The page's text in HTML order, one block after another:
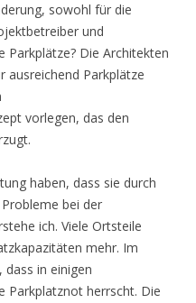
sowohl für die
und
Parkplätze? Die Architekten
ausreichend Parkplätze
vorlegen, das den
haben, dass sie durch
bei der
ich. Viele Ortsteile
mehr. Im
dass in einigen
Parkplatznot herrscht. Die